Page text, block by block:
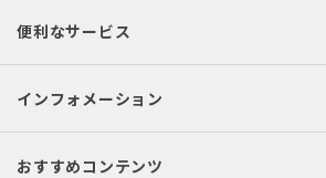
便利なサービス
インフォメーション
おすすめコンテンツ